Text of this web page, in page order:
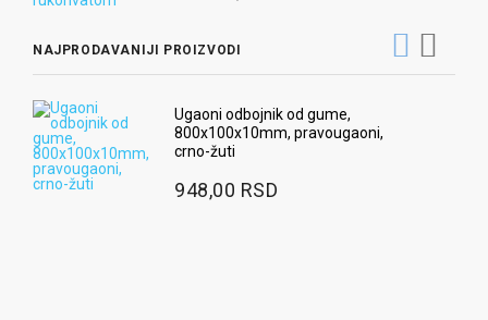
NAJPRODAVANIJI PROIZVODI
Ugaoni odbojnik od gume,
800x100x10mm, pravougaoni,
crno-žuti
948,00 RSD